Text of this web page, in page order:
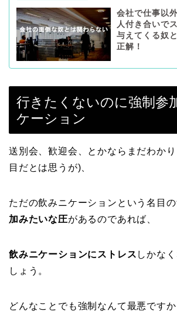
会社で仕事以
人付き合いで
与えてくる奴
正解！
行きたくないのに強制参
ケーション
送別会、歓迎会、とかならまだわか
目だとは思うが)、
ただの飲みニケーションという名目
加みたいな圧があるのであれば、
飲みニケーションにストレス しかな
しょう。
どんなことでも強制なんて最悪ですか